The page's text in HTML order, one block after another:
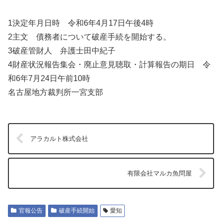
1決定年月日時 令和6年4月17日午後4時
2主文 債務者について破産手続を開始する。
3破産管財人 弁護士田中紀子
4財産状況報告集会・廃止意見聴取・計算報告の期日 令
和6年7月24日午前10時
名古屋地方裁判所一宮支部
アラカルト株式会社
有限会社マルカ魚問屋
官報公告 破産手続開始 愛知